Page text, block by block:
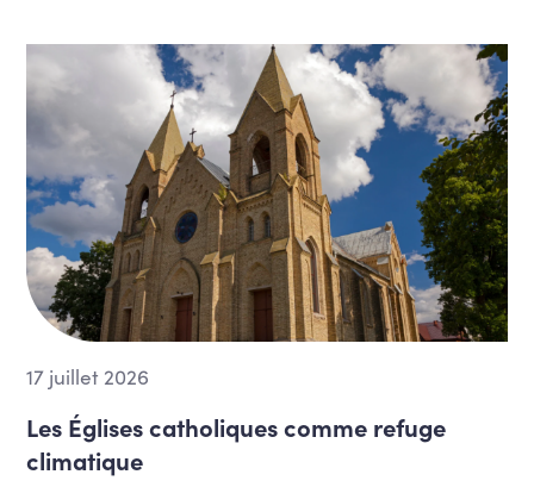
17 juillet 2026
Les Églises catholiques comme refuge
climatique